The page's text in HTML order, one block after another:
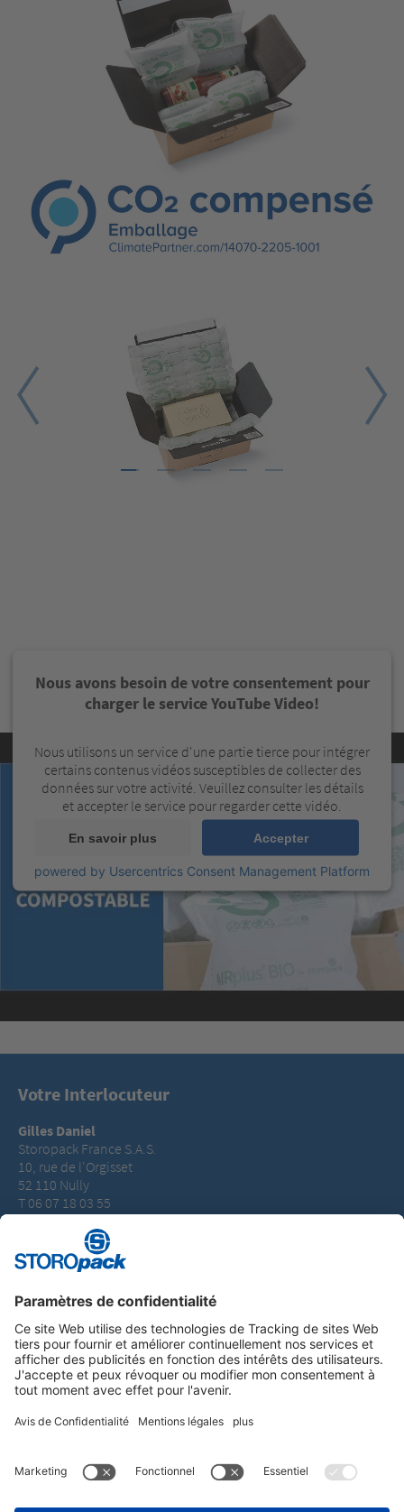
Nous avons besoin de votre consentement pour
charger le service YouTube Video!
Nous utilisons un service d'une partie tierce pour intégrer
certains contenus vidéos susceptibles de collecter des
données sur votre activité. Veuillez consulter les détails
et accepter le service pour regarder cette vidéo.
En savoir plus Accepter
powered by Usercentrics Consent Management Platform
Votre Interlocuteur
Gilles Daniel
Storopack France S.A.S.
10, rue de l'Orgisset
52 110 Nully
T 06 07 18 03 55
Instagram LinkedIn Vimeo
YouTube Glassdoor
MENTIONS LÉGALES